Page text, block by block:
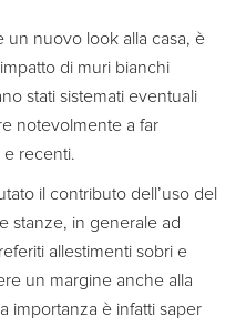
un nuovo look alla casa, è
di muri bianchi
stati sistemati eventuali
notevolmente a far
recenti.
il contributo dell’uso del
stanze, in generale ad
allestimenti sobri e
un margine anche alla
importanza è infatti saper